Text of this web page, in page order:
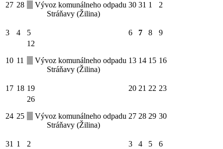
27 28
Vývoz komunálneho odpadu
Stráňavy (Žilina)
30 31 1 2
3 4 5 6 7 8 9
10 11
12
Vývoz komunálneho odpadu
Stráňavy (Žilina)
13 14 15 16
17 18 19 20 21 22 23
24 25
26
Vývoz komunálneho odpadu
Stráňavy (Žilina)
27 28 29 30
31 1 2 3 4 5
6